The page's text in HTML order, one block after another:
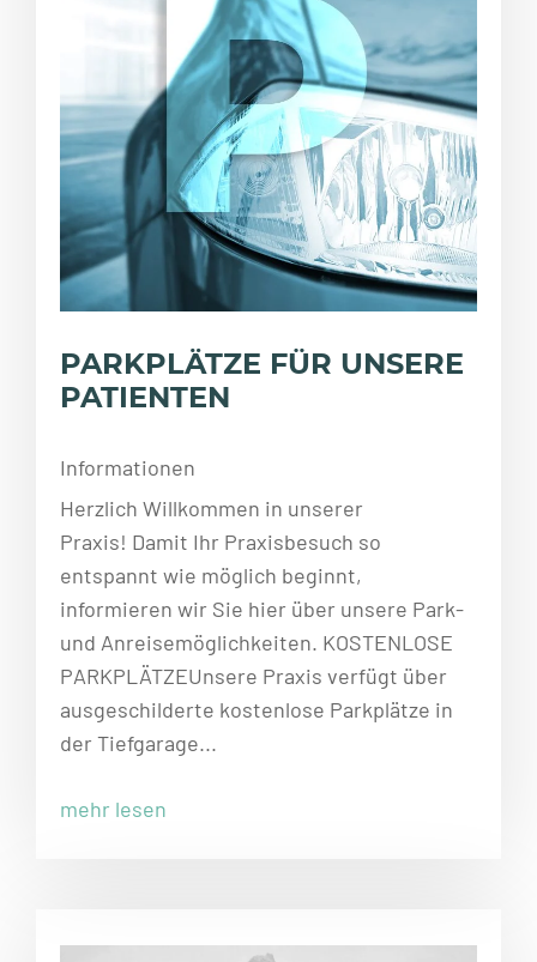
PARKPLÄTZE FÜR UNSERE
PATIENTEN
Informationen
Herzlich Willkommen in unserer
Praxis! Damit Ihr Praxisbesuch so
entspannt wie möglich beginnt,
informieren wir Sie hier über unsere Park-
und Anreisemöglichkeiten. KOSTENLOSE
PARKPLÄTZEUnsere Praxis verfügt über
ausgeschilderte kostenlose Parkplätze in
der Tiefgarage...
mehr lesen